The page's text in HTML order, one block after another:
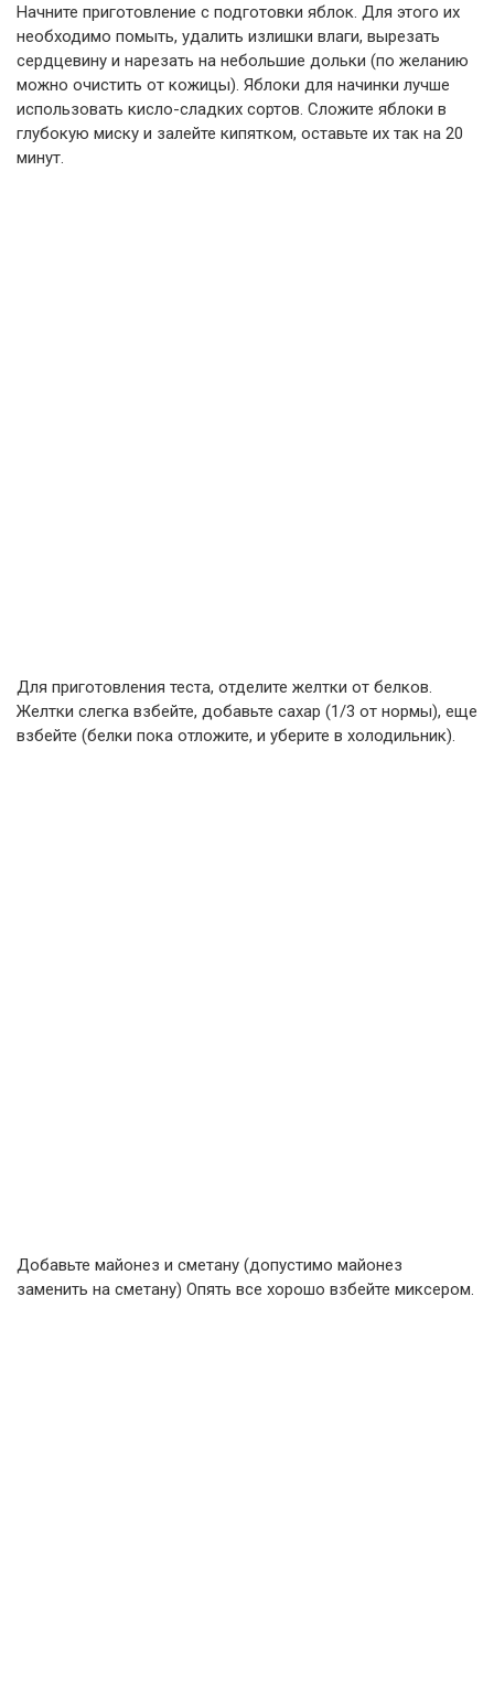
Начните приготовление с подготовки яблок. Для этого их
необходимо помыть, удалить излишки влаги, вырезать
сердцевину и нарезать на небольшие дольки (по желанию
можно очистить от кожицы). Яблоки для начинки лучше
использовать кисло-сладких сортов. Сложите яблоки в
глубокую миску и залейте кипятком, оставьте их так на 20
минут.
Для приготовления теста, отделите желтки от белков.
Желтки слегка взбейте, добавьте сахар (1/3 от нормы), еще
взбейте (белки пока отложите, и уберите в холодильник).
Добавьте майонез и сметану (допустимо майонез
заменить на сметану) Опять все хорошо взбейте миксером.